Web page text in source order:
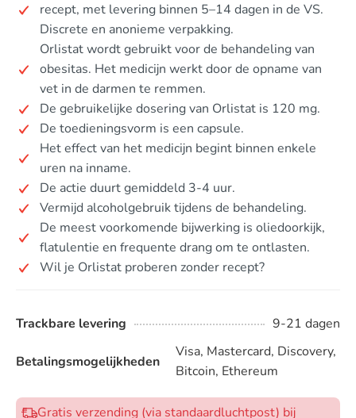
recept, met levering binnen 5–14 dagen in de VS.
Discrete en anonieme verpakking.
Orlistat wordt gebruikt voor de behandeling van
obesitas. Het medicijn werkt door de opname van
vet in de darmen te remmen.
De gebruikelijke dosering van Orlistat is 120 mg.
De toedieningsvorm is een capsule.
Het effect van het medicijn begint binnen enkele
uren na inname.
De actie duurt gemiddeld 3-4 uur.
Vermijd alcoholgebruik tijdens de behandeling.
De meest voorkomende bijwerking is oliedoorkijk,
flatulentie en frequente drang om te ontlasten.
Wil je Orlistat proberen zonder recept?
Trackbare levering 9-21 dagen
Betalingsmogelijkheden
Visa, Mastercard, Discovery,
Bitcoin, Ethereum
Gratis verzending (via standaardluchtpost) bij